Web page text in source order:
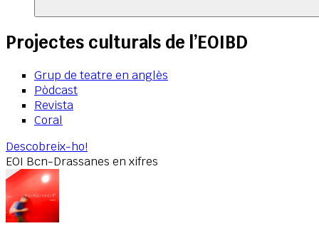
Projectes culturals de l’EOIBD
Grup de teatre en anglès
Pòdcast
Revista
Coral
Descobreix-ho!
EOI Bcn-Drassanes en xifres